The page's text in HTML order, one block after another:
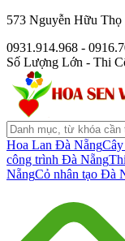
573 Nguyễn Hữu
0931.914.968 -
Số Lượng Lớn - Thi
Hoa Lan Đà Nẵng
công trình Đà Nẵng
NẵngCỏ nhân tạo Đà